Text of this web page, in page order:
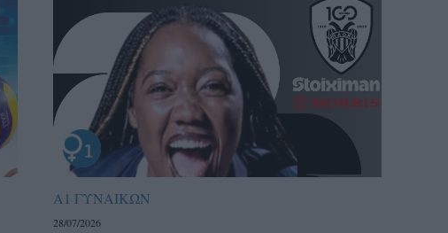
Α1 ΓΥΝΑΙΚΩΝ
28/07/2026